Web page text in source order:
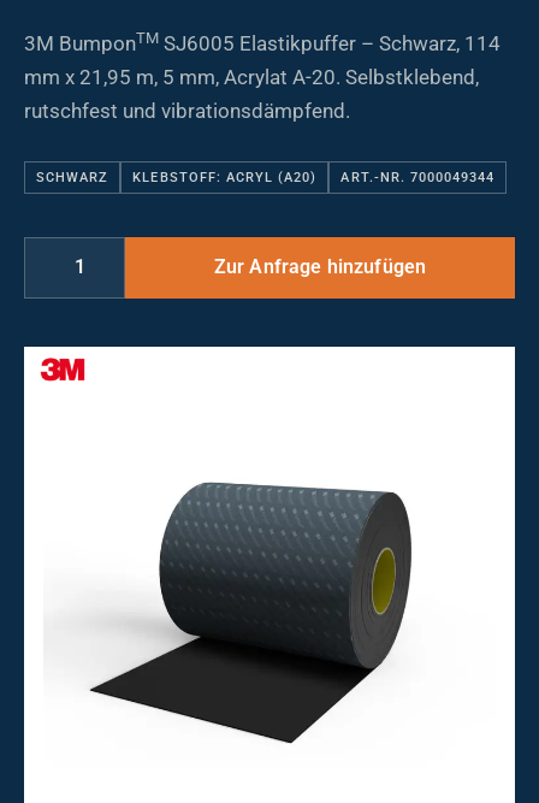
3M BumponTM SJ6005 Elastikpuffer – Schwarz, 114
mm x 21,95 m, 5 mm, Acrylat A-20. Selbstklebend,
rutschfest und vibrationsdämpfend.
SCHWARZ KLEBSTOFF: ACRYL (A20) ART.-NR. 7000049344